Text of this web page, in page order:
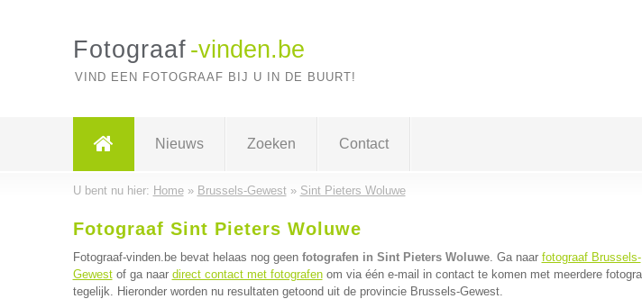
Fotograaf -vinden.be
VIND EEN FOTOGRAAF BIJ U IN DE BUURT!
Nieuws Zoeken Contact
U bent nu hier: Home» Brussels-Gewest» Sint Pieters Woluwe
Fotograaf Sint Pieters Woluwe
Fotograaf-vinden.be bevat helaas nog geen fotografen in Sint Pieters Woluwe. Ga naar fotograaf Brussels-
Gewestof ga naar direct contact met fotografenom via één e-mail in contact te komen met meerdere
tegelijk. Hieronder worden nu resultaten getoond uit de provincie Brussels-Gewest.